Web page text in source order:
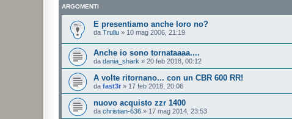
ARGOMENTI
E presentiamo anche loro no?
da Trullu » 10 mag 2006, 21:19
Anche io sono tornataaaa....
da dania_shark » 20 feb 2018, 00:12
A volte ritornano... con un CBR 600 RR!
da fast3r » 17 feb 2018, 20:06
nuovo acquisto zzr 1400
da christian-636 » 17 mag 2014, 23:53